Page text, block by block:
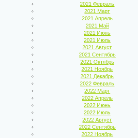
2021 Февраль
2021 Март
2021 Апрель
2021 Май
2021 Июнь
2021 Июль
2021 Август
2021 Сентябрь
2021 Октябрь
2021 Ноябрь
2021 Декабрь
2022 Февраль
2022 Март
2022 Апрель
2022 Июнь
2022 Июль
2022 Август
2022 Сентябрь
2022 Ноябрь